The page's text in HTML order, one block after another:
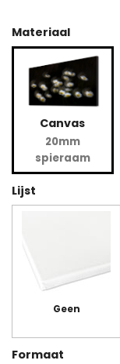
Materiaal
Canvas
20mm
spieraam
Lijst
Geen
Formaat